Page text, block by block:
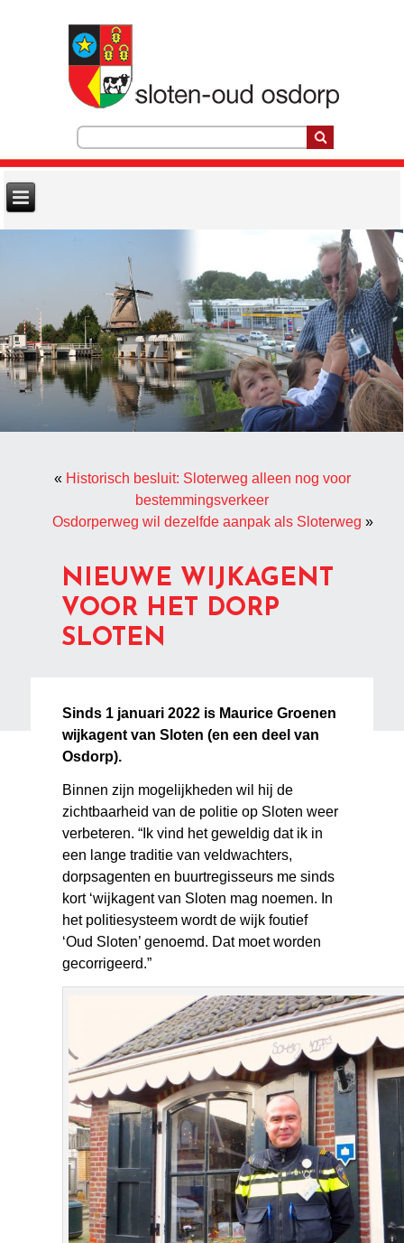
« Historisch besluit: Sloterweg alleen nog voor
bestemmingsverkeer
Osdorperweg wil dezelfde aanpak als Sloterweg »
NIEUWE WIJKAGENT
VOOR HET DORP
SLOTEN
Sinds 1 januari 2022 is Maurice Groenen
wijkagent van Sloten (en een deel van
Osdorp).
Binnen zijn mogelijkheden wil hij de
zichtbaarheid van de politie op Sloten weer
verbeteren. “Ik vind het geweldig dat ik in
een lange traditie van veldwachters,
dorpsagenten en buurtregisseurs me sinds
kort ‘wijkagent van Sloten mag noemen. In
het politiesysteem wordt de wijk foutief
‘Oud Sloten’ genoemd. Dat moet worden
gecorrigeerd.”